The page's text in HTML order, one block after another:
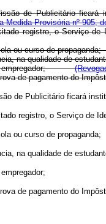
de Publicitário ficará
Medida Provisória nº 905,
citado registro, o
ou curso de
na qualidade de
do empregador;
de pagamento do
de Publicitário ficará
registro, o Serviço de
ou curso de propaganda;
na qualidade de
de pagamento do